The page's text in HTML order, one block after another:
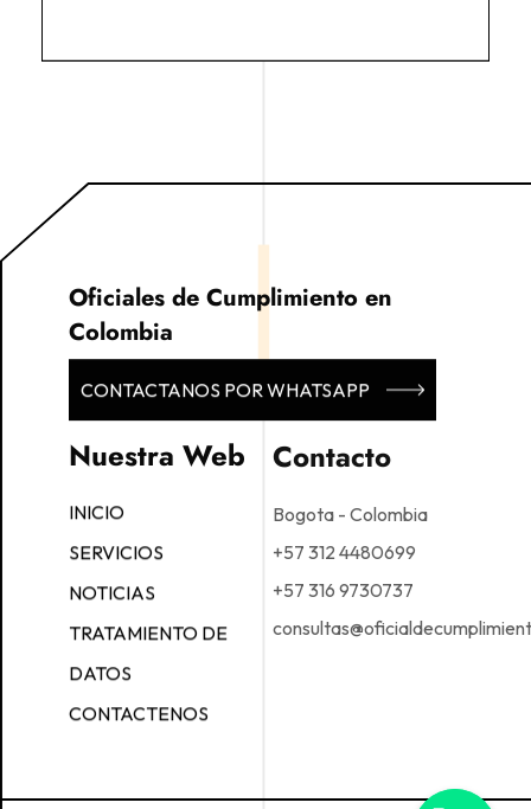
Oficiales de Cumplimiento en
Colombia
CONTACTANOS POR WHATSAPP
Nuestra Web
INICIO
SERVICIOS
NOTICIAS
TRATAMIENTO DE
DATOS
CONTACTENOS
Contacto
Bogota - Colombia
+57 312 4480699
+57 316 9730737